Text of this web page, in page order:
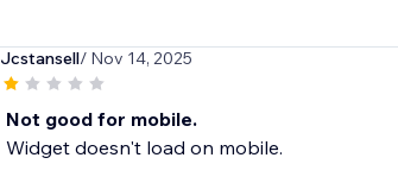
Jcstansell/ Nov 14, 2025
Not good for mobile.
Widget doesn't load on mobile.